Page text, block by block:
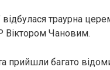
траурна
Віктором Чановим.
прийшли багато